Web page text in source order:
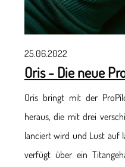
25.06.2022
Oris - Die neue
Oris bringt mit der
heraus, die mit drei
lanciert wird und Lust auf
verfügt über ein